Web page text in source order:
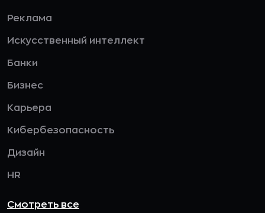
Реклама
Искусственный интеллект
Банки
Бизнес
Карьера
Кибербезопасность
Дизайн
HR
Смотреть все